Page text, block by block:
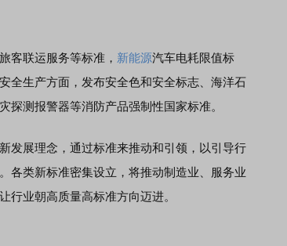
联运服务等标准， 新能源汽车电耗限值标
全生产方面，发布安全色和安全标志、海洋石
探测报警器等消防产品强制性国家标准。
展理念，通过标准来推动和引领，以引导行
各类新标准密集设立，将推动制造业、服务业
行业朝高质量高标准方向迈进。